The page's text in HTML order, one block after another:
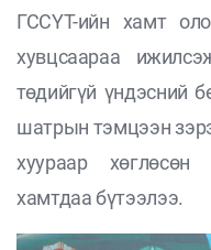
ГССҮТ-ийн хамт
хувцсаараа
төдийгүй үндэсний
шатрын тэмцээн
хуураар
хамтдаа бүтээлээ.